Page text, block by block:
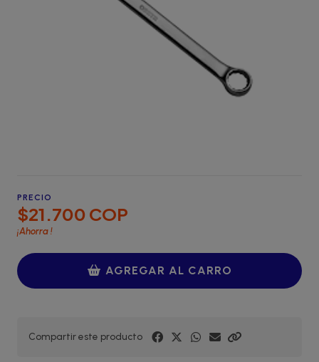
PRECIO
$21.700 COP
¡Ahorra!
AGREGAR AL CARRO
Compartir este producto